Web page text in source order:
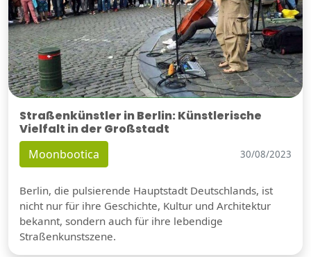
Straßenkünstler in Berlin: Künstlerische
Vielfalt in der Großstadt
Moonbootica 30/08/2023
Berlin, die pulsierende Hauptstadt Deutschlands, ist
nicht nur für ihre Geschichte, Kultur und Architektur
bekannt, sondern auch für ihre lebendige
Straßenkunstszene.